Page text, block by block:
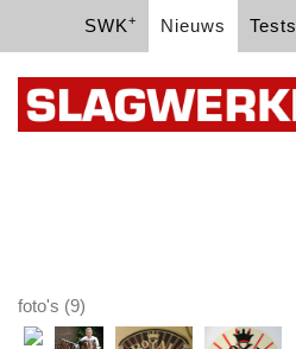
SWK+ Nieuws Tests
foto's (9)